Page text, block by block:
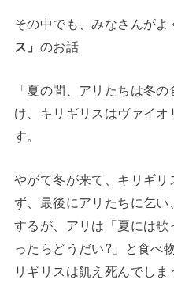
その中でも、みなさんがよ
ス」 のお話
「夏の間、アリたちは冬
け、キリギリスはヴァイ
す。
やがて冬が来て、キリギ
ず、最後にアリたちに乞
するが、アリは「夏には
ったらどうだい?」と食べ
リギリスは飢え死んでしま